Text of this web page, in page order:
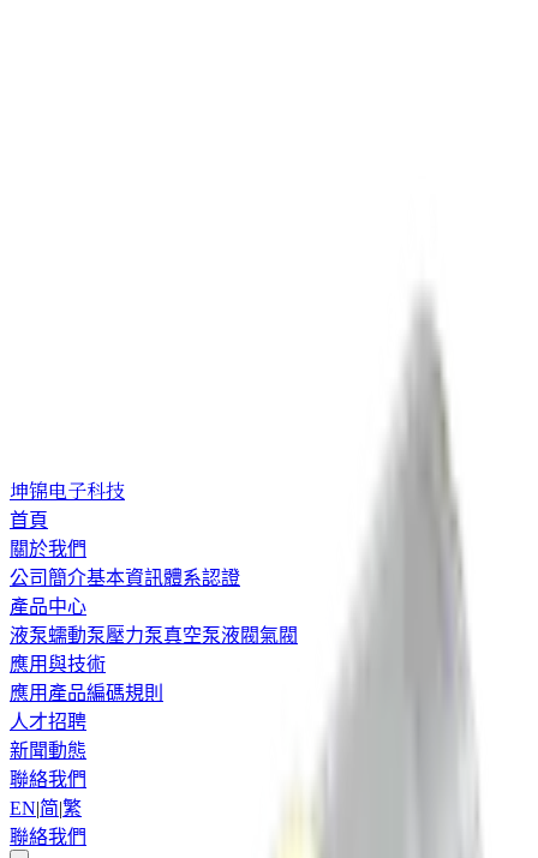
坤锦电子科技
首頁
關於我們
公司簡介基本資訊體系認證
產品中心
液泵蠕動泵壓力泵真空泵液閥氣閥
應用與技術
應用 產品編碼規則
人才招聘
新聞動態
聯絡我們
EN|简|繁
聯絡我們